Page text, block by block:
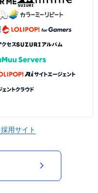
採用サイト